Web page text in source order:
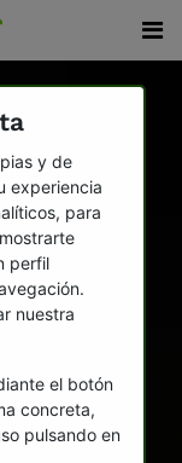
y de
experiencia
para
perfil
nuestra
el botón
concreta,
pulsando en